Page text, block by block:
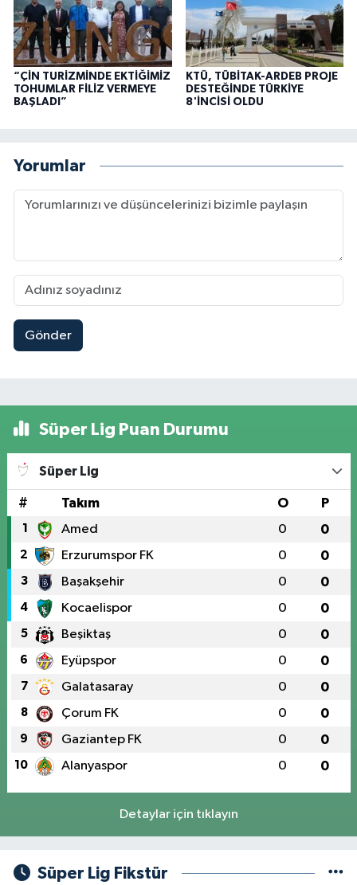
“ÇİN TURİZMİNDE EKTİĞİMİZ
TOHUMLAR FİLİZ VERMEYE
BAŞLADI”
KTÜ, TÜBİTAK-ARDEB PROJE
DESTEĞİNDE TÜRKİYE
8'İNCİSİ OLDU
Yorumlar
Gönder
Süper Lig Puan Durumu
Süper Lig
# Takım O P
1 Amed 0 0
2 Erzurumspor FK 0 0
3 Başakşehir 0 0
4 Kocaelispor 0 0
5 Beşiktaş 0 0
6 Eyüpspor 0 0
7 Galatasaray 0 0
8 Çorum FK 0 0
9 Gaziantep FK 0 0
10 Alanyaspor 0 0
Detaylar için tıklayın
Süper Lig Fikstür